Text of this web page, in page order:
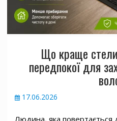
Що краще
передпокої для
17.06.2026